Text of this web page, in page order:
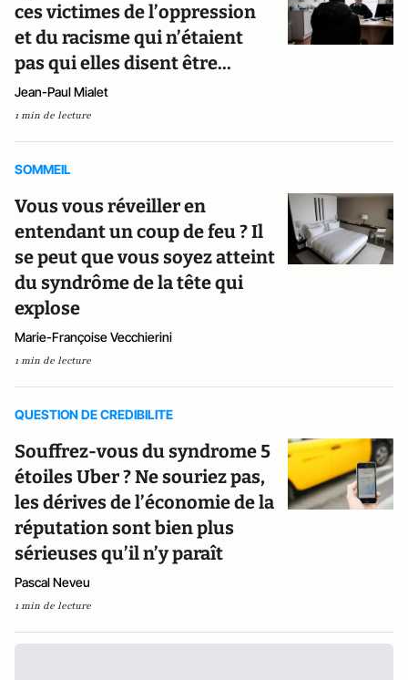
ces victimes de l’oppression
et du racisme qui n’étaient
pas qui elles disent être...
Jean-Paul Mialet
1 min de lecture
SOMMEIL
Vous vous réveiller en
entendant un coup de feu ? Il
se peut que vous soyez atteint
du syndrôme de la tête qui
explose
Marie-Françoise Vecchierini
1 min de lecture
QUESTION DE CREDIBILITE
Souffrez-vous du syndrome 5
étoiles Uber ? Ne souriez pas,
les dérives de l’économie de la
réputation sont bien plus
sérieuses qu’il n’y paraît
Pascal Neveu
1 min de lecture